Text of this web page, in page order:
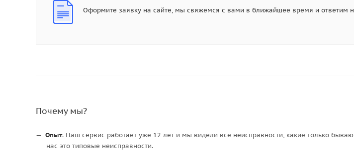
Оформите заявку на сайте, мы свяжемся с вами в ближайшее время и ответим
Почему мы?
Опыт. Наш сервис работает уже 12 лет и мы видели все неисправности, какие только
нас это типовые неисправности.